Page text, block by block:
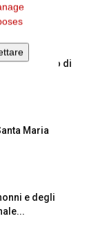
del Vicariato di
Maria
e degli